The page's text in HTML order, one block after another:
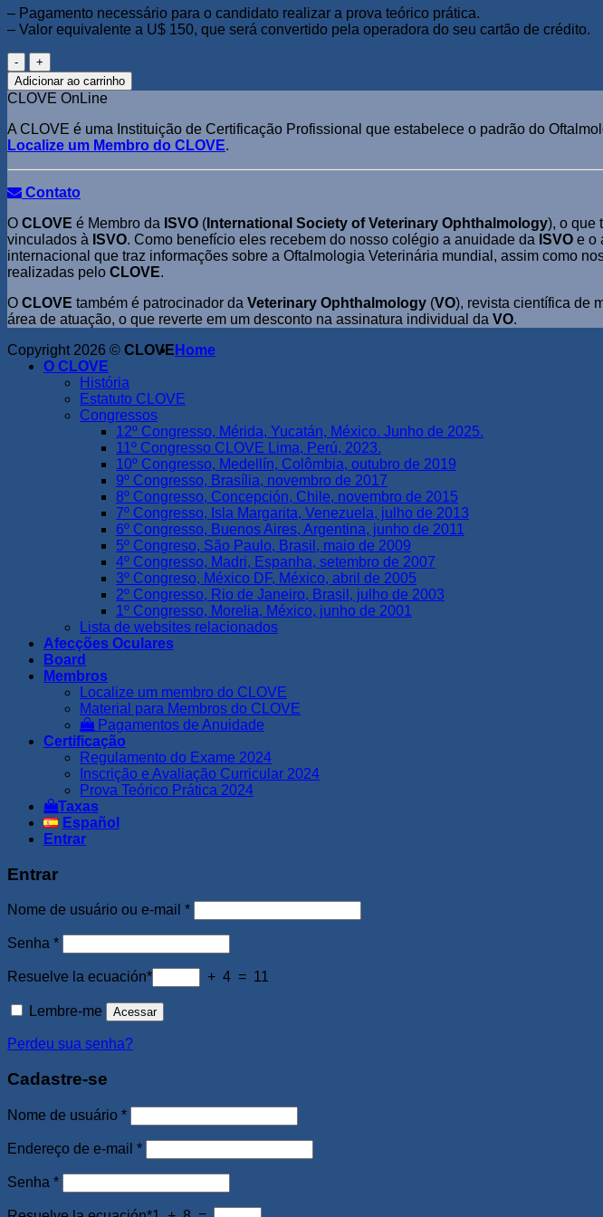
– Pagamento necessário para o candidato realizar a prova teórico prática.
– Valor equivalente a U$ 150, que será convertido pela operadora do seu cartão de crédito.
Prova
Teórico
Prática
2024
quantidade
Adicionar ao carrinho
CLOVE OnLine
A CLOVE é uma Instituição de Certificação Profissional que estabelece o padrão do
Localize um Membro do CLOVE.
Contato
O CLOVE é Membro da ISVO ( International Society of Veterinary Ophthalmology), o que
vinculados à ISVO. Como benefício eles recebem do nosso colégio a anuidade da ISVO e o
internacional que traz informações sobre a Oftalmologia Veterinária mundial, assim como
realizadas pelo CLOVE.
O CLOVE também é patrocinador da Veterinary Ophthalmology (VO), revista científica de
área de atuação, o que reverte em um desconto na assinatura individual da VO.
Copyright 2026 © CLOVE Home
O CLOVE
História
Estatuto CLOVE
Congressos
12º Congresso, Mérida, Yucatán, México. Junho de 2025.
11º Congresso CLOVE Lima, Perú, 2023.
10º Congresso, Medellín, Colômbia, outubro de 2019
9º Congresso, Brasília, novembro de 2017
8º Congresso, Concepción, Chile, novembro de 2015
7º Congresso, Isla Margarita, Venezuela, julho de 2013
6º Congresso, Buenos Aires, Argentina, junho de 2011
5º Congreso, São Paulo, Brasil, maio de 2009
4º Congresso, Madri, Espanha, setembro de 2007
3º Congreso, México DF, México, abril de 2005
2º Congresso, Rio de Janeiro, Brasil, julho de 2003
1º Congresso, Morelia, México, junho de 2001
Lista de websites relacionados
Afecções Oculares
Board
Membros
Localize um membro do CLOVE
Material para Membros do CLOVE
Pagamentos de Anuidade
Certificação
Regulamento do Exame 2024
Inscrição e Avaliação Curricular 2024
Prova Teórico Prática 2024
Taxas
Español
Entrar
Entrar
Nome de usuário ou e-mail *Obrigatório
Senha *Obrigatório
Resuelve la ecuación* + 4 = 11
Lembre-me Acessar
Perdeu sua senha?
Cadastre-se
Nome de usuário *Obrigatório
Endereço de e-mail *Obrigatório
Senha *Obrigatório